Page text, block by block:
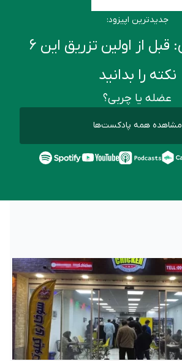
جدیدترین اپیزود:
آمپول لاغری: قبل از اولین تزریق این ۶
نکته را بدانید
عضله یا چربی؟
مشاهده همه پادکست‌ها